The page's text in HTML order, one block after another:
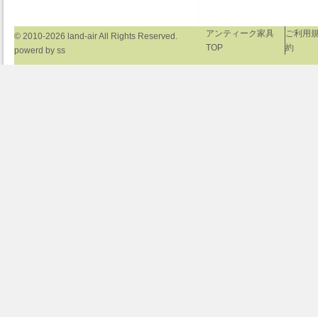
© 2010-2026 land-airAll Rights Reserved.
powerd by ss
アンティーク家具
TOP
ご利用
約